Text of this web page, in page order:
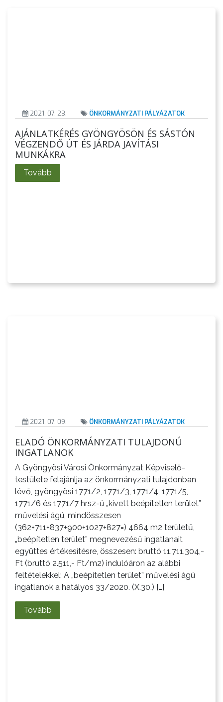
2021. 07. 23. ÖNKORMÁNYZATI PÁLYÁZATOK
AJÁNLATKÉRÉS GYÖNGYÖSÖN ÉS SÁSTÓN
VÉGZENDŐ ÚT ÉS JÁRDA JAVÍTÁSI
MUNKÁKRA
Tovább
2021. 07. 09. ÖNKORMÁNYZATI PÁLYÁZATOK
ELADÓ ÖNKORMÁNYZATI TULAJDONÚ
INGATLANOK
A Gyöngyösi Városi Önkormányzat Képviselő-
testülete felajánlja az önkormányzati tulajdonban
lévő, gyöngyösi 1771/2, 1771/3, 1771/4, 1771/5,
1771/6 és 1771/7 hrsz-ú „kivett beépítetlen terület”
művelési ágú, mindösszesen
(362+711+837+900+1027+827=) 4664 m2 területű,
„beépítetlen terület” megnevezésű ingatlanait
együttes értékesítésre, összesen: bruttó 11.711.304,-
Ft (bruttó 2.511,- Ft/m2) indulóáron az alábbi
feltételekkel: A „beépítetlen terület” művelési ágú
ingatlanok a hatályos 33/2020. (X.30.) […]
Tovább